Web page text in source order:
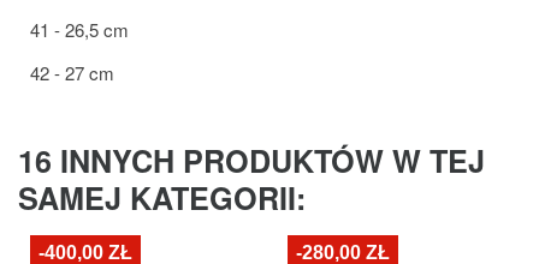
41 - 26,5 cm
42 - 27 cm
16 INNYCH PRODUKTÓW W TEJ
SAMEJ KATEGORII:
-400,00 ZŁ -280,00 ZŁ